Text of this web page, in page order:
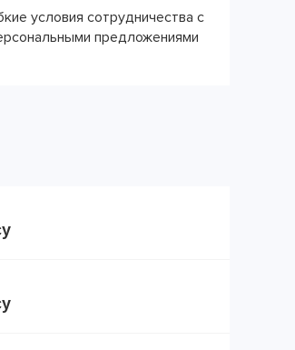
условия сотрудничества с
предложениями